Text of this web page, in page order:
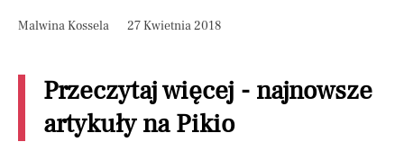
Malwina Kossela 27 Kwietnia 2018
Przeczytaj więcej - najnowsze
artykuły na Pikio